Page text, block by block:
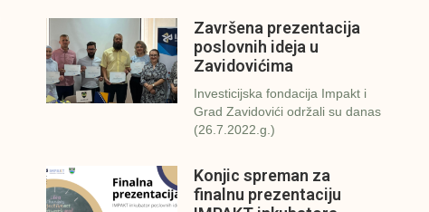
Završena prezentacija
poslovnih ideja u
Zavidovićima
Investicijska fondacija Impakt i
Grad Zavidovići održali su danas
(26.7.2022.g.)
Konjic spreman za
finalnu prezentaciju